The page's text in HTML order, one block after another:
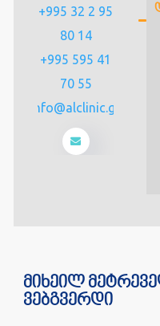
+995 32 2 95
80 14
+995 595 41
70 55
info@alclinic.ge
მიხეილ
ვებგვერდი